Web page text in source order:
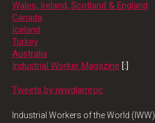
Wales, Ireland, Scotland & England
Canada
Iceland
Turkey
Australia
Industrial Worker Magazine [:]
Tweets by iwwglamroc
Industrial Workers of the World (IWW)